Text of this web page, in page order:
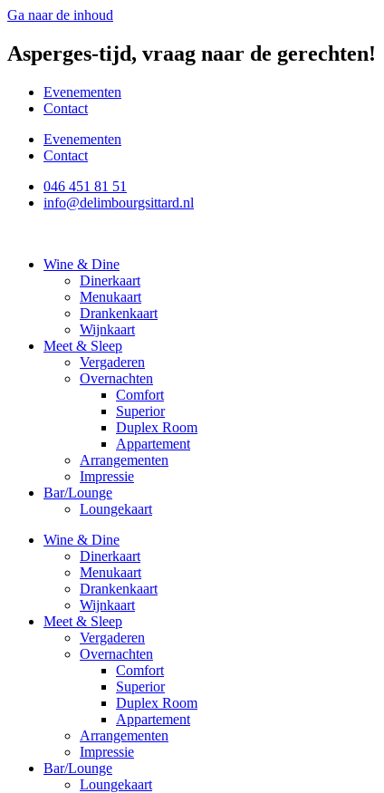
Ga naar de inhoud
Asperges-tijd, vraag naar de gerechten!
Evenementen
Contact
Evenementen
Contact
046 451 81 51
info@delimbourgsittard.nl
Wine & Dine
Dinerkaart
Menukaart
Drankenkaart
Wijnkaart
Meet & Sleep
Vergaderen
Overnachten
Comfort
Superior
Duplex Room
Appartement
Arrangementen
Impressie
Bar/Lounge
Loungekaart
Wine & Dine
Dinerkaart
Menukaart
Drankenkaart
Wijnkaart
Meet & Sleep
Vergaderen
Overnachten
Comfort
Superior
Duplex Room
Appartement
Arrangementen
Impressie
Bar/Lounge
Loungekaart